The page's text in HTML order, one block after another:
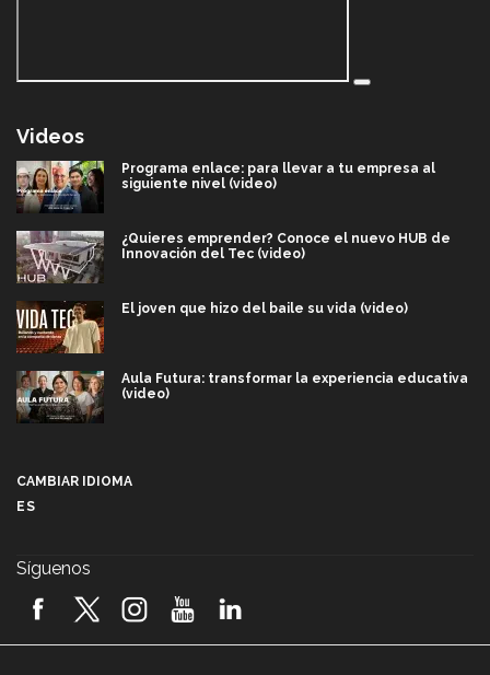
Videos
Programa enlace: para llevar a tu empresa al
siguiente nivel (video)
¿Quieres emprender? Conoce el nuevo HUB de
Innovación del Tec (video)
El joven que hizo del baile su vida (video)
Aula Futura: transformar la experiencia educativa
(video)
2026! (video)
CAMBIAR IDIOMA
ES
Síguenos